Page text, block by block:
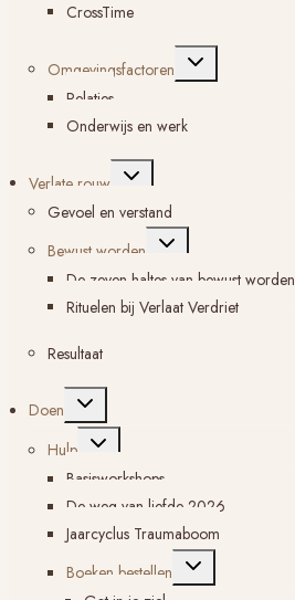
CrossTime
Omgevingsfactoren
Toggle
Relaties
Onderwijs en werk
Verlate rouw
Toggle
submenu
Gevoel en verstand
Bewust worden
Toggle
submenu
De zeven haltes van bewust worden
Rituelen bij Verlaat Verdriet
Resultaat
Doen
Toggle
submenu
Hulp
Toggle
submenu
Basisworkshops
De weg van liefde 2026
Jaarcyclus Traumaboom
Boeken bestellen
Toggle
submenu